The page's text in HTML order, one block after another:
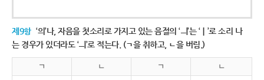
제9항 ‘의’나, 자음을 첫소리로 가지고 있는 음절의 ‘ㅢ’는 ‘ㅣ’로 소리 나
는 경우가 있더라도 ‘ㅢ’로 적는다. (ㄱ을 취하고, ㄴ을 버림.)
ㄱ ㄴ ㄱ ㄴ